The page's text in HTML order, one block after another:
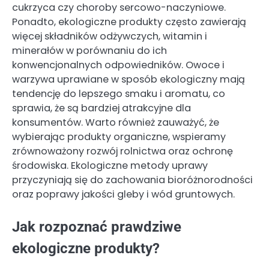
cukrzyca czy choroby sercowo-naczyniowe.
Ponadto, ekologiczne produkty często zawierają
więcej składników odżywczych, witamin i
minerałów w porównaniu do ich
konwencjonalnych odpowiedników. Owoce i
warzywa uprawiane w sposób ekologiczny mają
tendencję do lepszego smaku i aromatu, co
sprawia, że są bardziej atrakcyjne dla
konsumentów. Warto również zauważyć, że
wybierając produkty organiczne, wspieramy
zrównoważony rozwój rolnictwa oraz ochronę
środowiska. Ekologiczne metody uprawy
przyczyniają się do zachowania bioróżnorodności
oraz poprawy jakości gleby i wód gruntowych.
Jak rozpoznać prawdziwe
ekologiczne produkty?